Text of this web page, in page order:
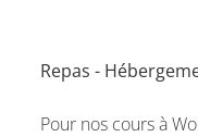
Repas -
Pour nos cours à